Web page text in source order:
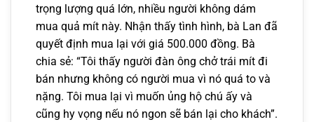
trọng lượng quá lớn, nhiều người không dám
mua quả mít này. Nhận thấy tình hình, bà Lan đã
quyết định mua lại với giá 500.000 đồng. Bà
chia sẻ: “Tôi thấy người đàn ông chở trái mít đi
bán nhưng không có người mua vì nó quá to và
nặng. Tôi mua lại vì muốn ủng hộ chú ấy và
cũng hy vọng nếu nó ngon sẽ bán lại cho khách”.